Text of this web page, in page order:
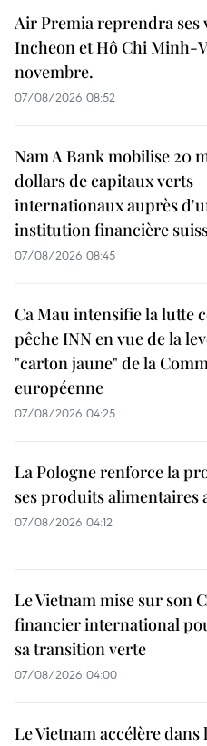
Air Premia reprendra ses
Incheon et Hô Chi Minh-
novembre.
07/08/2026 08:52
Nam A Bank mobilise 20
dollars de capitaux verts
internationaux auprès
institution financière
07/08/2026 08:45
Ca Mau intensifie la lutte
pêche INN en vue de la
"carton jaune" de la
européenne
07/08/2026 04:25
La Pologne renforce la
ses produits alimentaires
07/08/2026 04:12
Le Vietnam mise sur son
financier international
sa transition verte
07/08/2026 04:00
Le Vietnam accélère dans